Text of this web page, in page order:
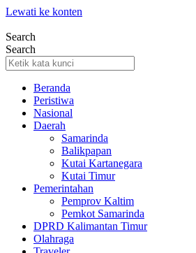
Lewati ke konten
Search
Search
Beranda
Peristiwa
Nasional
Daerah
Samarinda
Balikpapan
Kutai Kartanegara
Kutai Timur
Pemerintahan
Pemprov Kaltim
Pemkot Samarinda
DPRD Kalimantan Timur
Olahraga